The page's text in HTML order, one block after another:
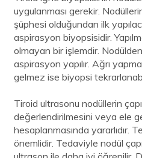
uygulanması gerekir.
şüphesi olduğundan ilk
aspirasyon biyopsisidir.
olmayan bir işlemdir.
aspirasyon yapılır. Ağrı
gelmez ise biyopsi
Tiroid ultrasonu nodüllerin
değerlendirilmesini veya ele
hesaplanmasında yararlıdır.
önemlidir. Tedaviyle nodül